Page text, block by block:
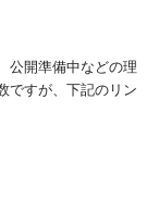
公開準備中などの理
ですが、下記のリン